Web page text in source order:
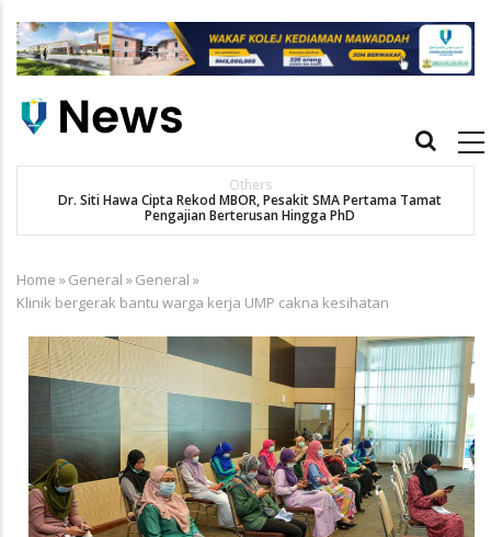
main
Main
Others
Dr. Siti Hawa Cipta Rekod MBOR, Pesakit SMA Pertama Tamat
Pengajian Berterusan Hingga PhD
Breadcrumb
Home »General »General »
Klinik bergerak bantu warga kerja UMP cakna kesihatan